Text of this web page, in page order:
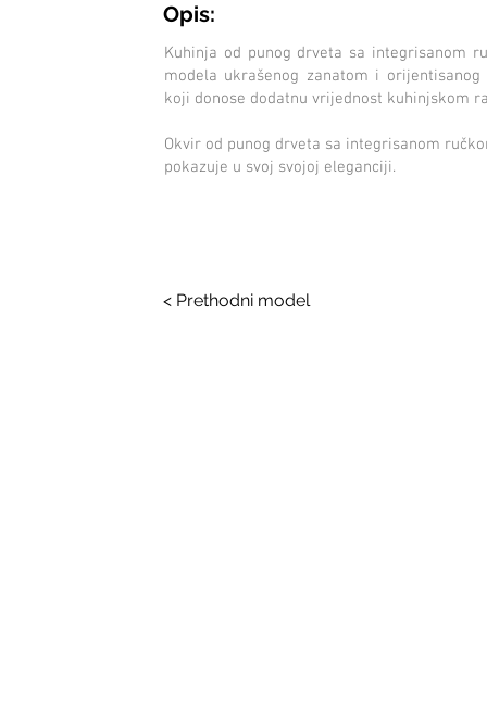
Opis:
Kuhinja od punog drveta sa integrisanom
modela ukrašenog zanatom i
koji donose dodatnu vrijednost kuhinjskom
Okvir od punog drveta sa integrisanom
pokazuje u svoj svojoj eleganciji.
< Prethodni model